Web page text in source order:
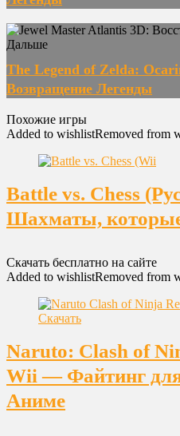
Дальше
The Legend of Zelda:
Возвращение Легенды
Похожие игры
Added to wishlistRemoved from
Battle vs. Chess
Шахматы, которые
Скачать бесплатно на сайте
Added to wishlistRemoved from
Naruto: Clash of
Wii — Файтинг
Аниме